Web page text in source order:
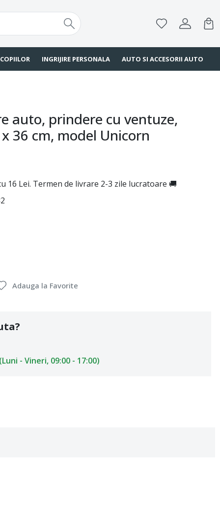
INGRIJIRE PERSONALA AUTO SI ACCESORII AUTO
auto, prindere cu ventuze,
36 cm, model Unicorn
16 Lei. Termen de livrare 2-3 zile lucratoare 🚚
Adauga la Favorite
- Vineri, 09:00 - 17:00)